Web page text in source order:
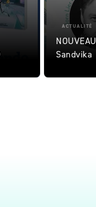
ACTUALITÉ
Sandvika